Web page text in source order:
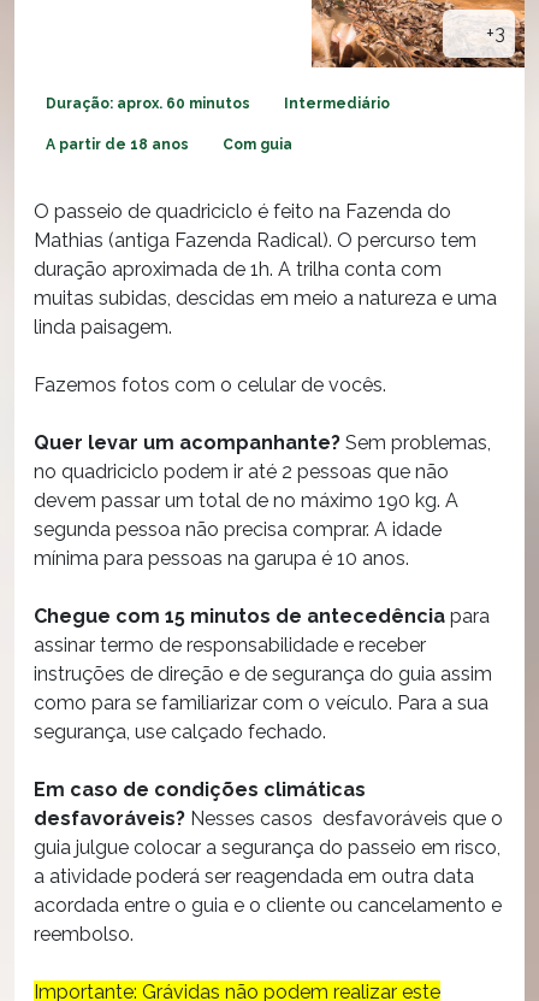
+3
Duração: aprox. 60 minutos Intermediário
A partir de 18 anos Com guia
O passeio de quadriciclo é feito na Fazenda do
Mathias (antiga Fazenda Radical). O percurso tem
duração aproximada de 1h. A trilha conta com
muitas subidas, descidas em meio a natureza e uma
linda paisagem.
Fazemos fotos com o celular de vocês.
Quer levar um acompanhante? Sem problemas,
no quadriciclo podem ir até 2 pessoas que não
devem passar um total de no máximo 190 kg. A
segunda pessoa não precisa comprar. A idade
mínima para pessoas na garupa é 10 anos.
Chegue com 15 minutos de antecedência para
assinar termo de responsabilidade e receber
instruções de direção e de segurança do guia assim
como para se familiarizar com o veículo. Para a sua
segurança, use calçado fechado.
Em caso de condições climáticas
desfavoráveis? Nesses casos desfavoráveis que o
guia julgue colocar a segurança do passeio em risco,
a atividade poderá ser reagendada em outra data
acordada entre o guia e o cliente ou cancelamento e
reembolso.
Importante: Grávidas não podem realizar este